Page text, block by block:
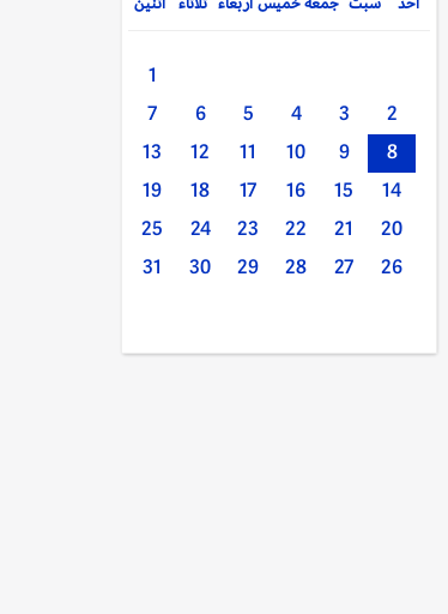
1
2
3
4
5
6
7
8
9
10
11
12
13
14
15
16
17
18
19
20
21
22
23
24
25
26
27
28
29
30
31